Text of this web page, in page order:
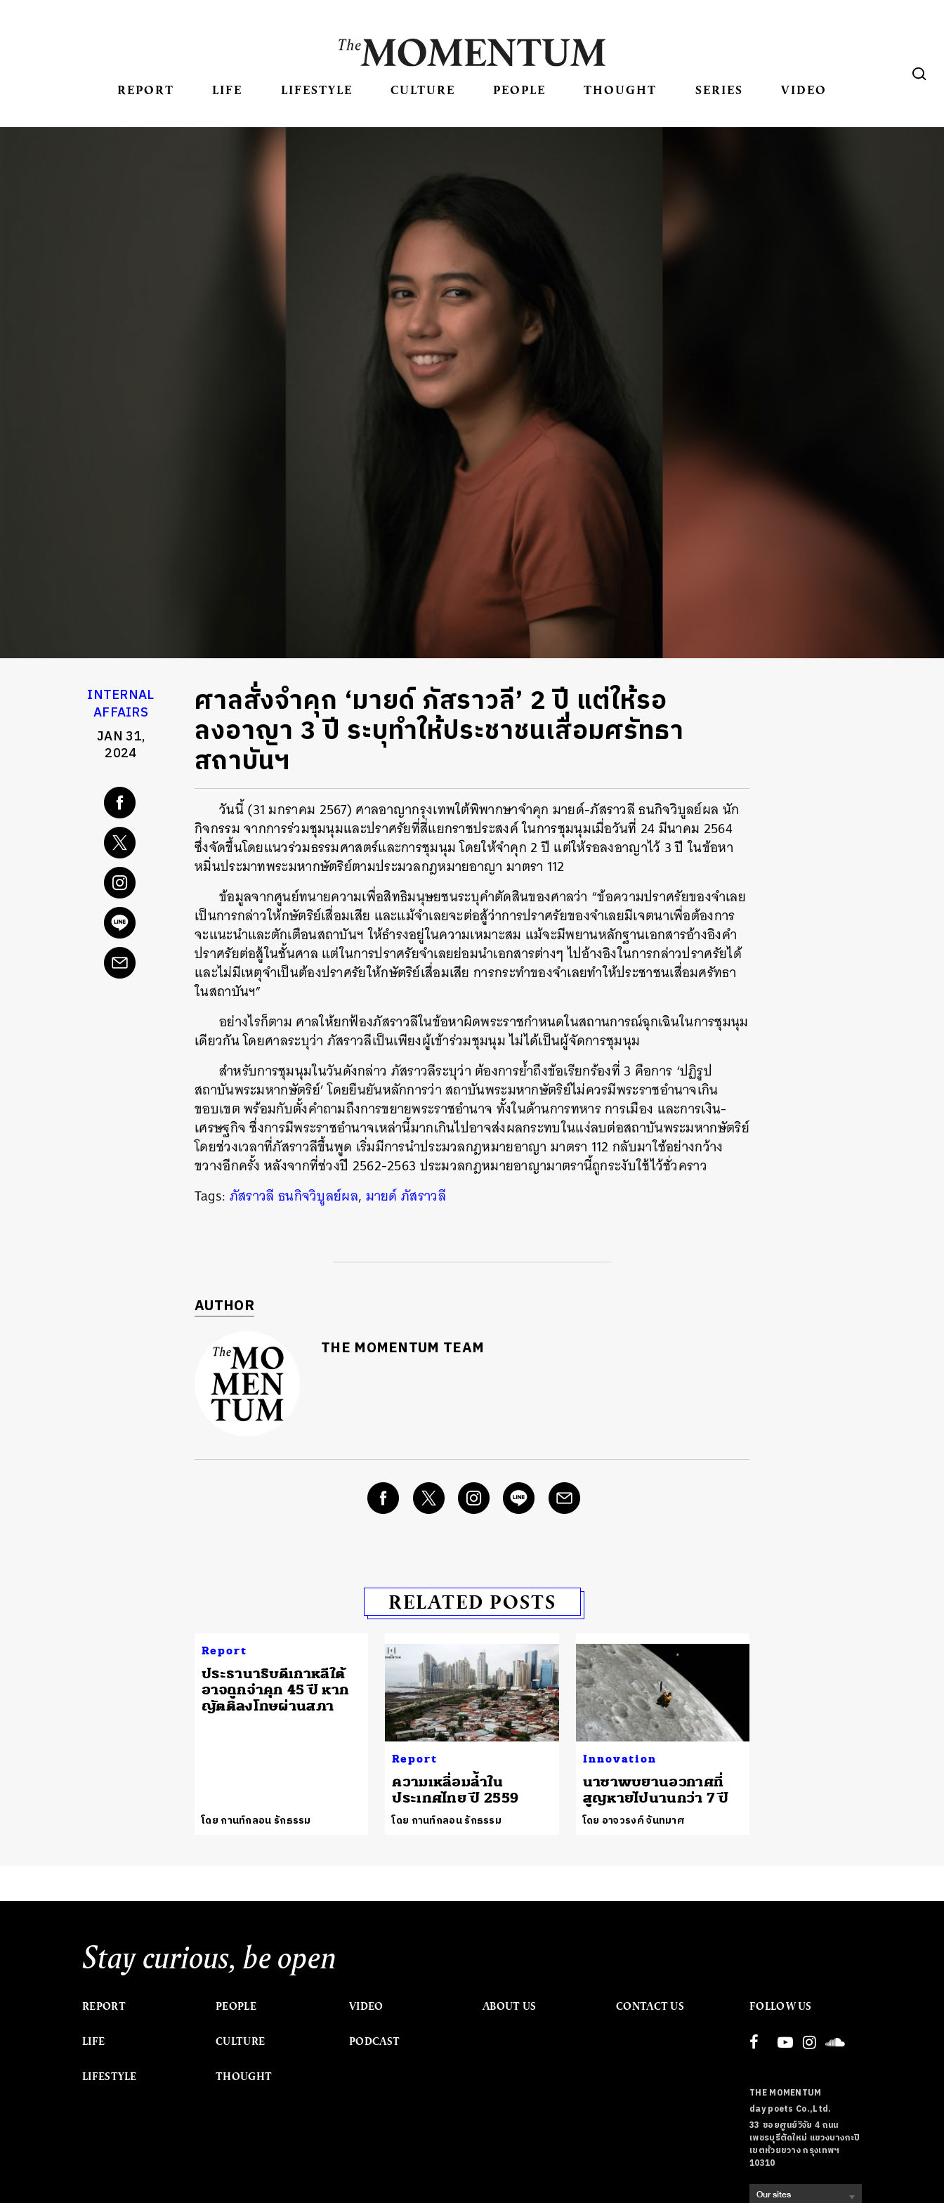
REPORT LIFE LIFESTYLE CULTURE PEOPLE THOUGHT SERIES VIDEO
INTERNAL
AFFAIRS
JAN 31,
2024
ศาลสั่งจำคุก ‘มายด์ ภัสราวลี’ 2 ปี แต่ให้รอ
ลงอาญา 3 ปี ระบุทำให้ประชาชนเสื่อมศรัทธา
สถาบันฯ
วันนี้ (31 มกราคม 2567) ศาลอาญากรุงเทพใต้พิพากษาจำคุก มายด์-ภัสราวลี ธนกิจวิบูลย์ผล นัก
กิจกรรม จากการร่วมชุมนุมและปราศรัยที่สี่แยกราชประสงค์ ในการชุมนุมเมื่อวันที่ 24 มีนาคม 2564
ซึ่งจัดขึ้นโดยแนวร่วมธรรมศาสตร์และการชุมนุม โดยให้จำคุก 2 ปี แต่ให้รอลงอาญาไว้ 3 ปี ในข้อหา
หมิ่นประมาทพระมหากษัตริย์ตามประมวลกฎหมายอาญา มาตรา 112
ข้อมูลจากศูนย์ทนายความเพื่อสิทธิมนุษยชนระบุคำตัดสินของศาลว่า “ข้อความปราศรัยของจำเลย
เป็นการกล่าวให้กษัตริย์เสื่อมเสีย และแม้จำเลยจะต่อสู้ว่าการปราศรัยของจำเลยมีเจตนาเพื่อต้องการ
จะแนะนำและตักเตือนสถาบันฯ ให้ธำรงอยู่ในความเหมาะสม แม้จะมีพยานหลักฐานเอกสารอ้างอิงคำ
ปราศรัยต่อสู้ในชั้นศาล แต่ในการปราศรัยจำเลยย่อมนำเอกสารต่างๆ ไปอ้างอิงในการกล่าวปราศรัยได้
และไม่มีเหตุจำเป็นต้องปราศรัยให้กษัตริย์เสื่อมเสีย การกระทำของจำเลยทำให้ประชาชนเสื่อมศรัทธา
ในสถาบันฯ”
อย่างไรก็ตาม ศาลให้ยกฟ้องภัสราวลีในข้อหาผิดพระราชกำหนดในสถานการณ์ฉุกเฉินในการชุมนุม
เดียวกัน โดยศาลระบุว่า ภัสราวลีเป็นเพียงผู้เข้าร่วมชุมนุม ไม่ได้เป็นผู้จัดการชุมนุม
สำหรับการชุมนุมในวันดังกล่าว ภัสราวลีระบุว่า ต้องการย้ำถึงข้อเรียกร้องที่ 3 คือการ ‘ปฏิรูป
สถาบันพระมหากษัตริย์’ โดยยืนยันหลักการว่า สถาบันพระมหากษัตริย์ไม่ควรมีพระราชอำนาจเกิน
ขอบเขต พร้อมกับตั้งคำถามถึงการขยายพระราชอำนาจ ทั้งในด้านการทหาร การเมือง และการเงิน-
เศรษฐกิจ ซึ่งการมีพระราชอำนาจเหล่านี้มากเกินไปอาจส่งผลกระทบในแง่ลบต่อสถาบันพระมหากษัตริย์
โดยช่วงเวลาที่ภัสราวลีขึ้นพูด เริ่มมีการนำประมวลกฎหมายอาญา มาตรา 112 กลับมาใช้อย่างกว้าง
ขวางอีกครั้ง หลังจากที่ช่วงปี 2562-2563 ประมวลกฎหมายอาญามาตรานี้ถูกระงับใช้ไว้ชั่วคราว
Tags: ภัสราวลี ธนกิจวิบูลย์ผล, มายด์ ภัสราวลี
AUTHOR
THE MOMENTUM TEAM
RELATED POSTS
Report
ประธานาธิบดีเกาหลีใต้
อาจถูกจำคุก 45 ปี หาก
ญัตติลงโทษผ่านสภา
โดย กานท์กลอน รักธรรม
Report
ความเหลื่อมล้ำใน
ประเทศไทย ปี 2559
โดย กานท์กลอน รักธรรม
Innovation
นาซาพบยานอวกาศที่
สูญหายไปนานกว่า 7 ปี
โดย อาจวรงค์ จันทมาศ
Stay curious, be open
REPORT
LIFE
LIFESTYLE
PEOPLE
CULTURE
THOUGHT
VIDEO
PODCAST
ABOUT US CONTACT US FOLLOW US
THE MOMENTUM
day poets Co.,Ltd.
33 ซอยศูนย์วิจัย 4 ถนน
เพชรบุรีตัดใหม่ แขวงบางกะปิ
เขตห้วยขวาง กรุงเทพฯ
10310
SHARE TWEET LINE EMAIL